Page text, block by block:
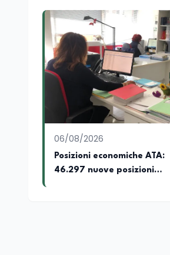
06/08/2026
Posizioni economiche ATA:
46.297 nuove posizioni